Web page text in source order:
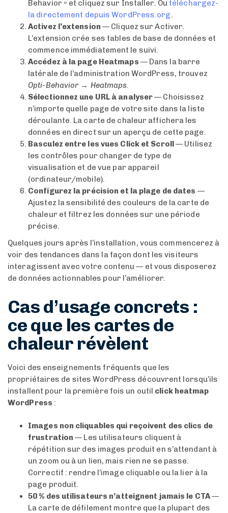
Behavior » et cliquez sur Installer. Ou téléchargez-
la directement depuis WordPress.org.
Activez l’extension — Cliquez sur Activer.
L’extension crée ses tables de base de données et
commence immédiatement le suivi.
Accédez à la page Heatmaps — Dans la barre
latérale de l’administration WordPress, trouvez
Opti-Behavior → Heatmaps.
Sélectionnez une URL à analyser— Choisissez
n’importe quelle page de votre site dans la liste
déroulante. La carte de chaleur affichera les
données en direct sur un aperçu de cette page.
Basculez entre les vues Click et Scroll— Utilisez
les contrôles pour changer de type de
visualisation et de vue par appareil
(ordinateur/mobile).
Configurez la précision et la plage de dates —
Ajustez la sensibilité des couleurs de la carte de
chaleur et filtrez les données sur une période
précise.
Quelques jours après l’installation, vous commencerez à
voir des tendances dans la façon dont les visiteurs
interagissent avec votre contenu — et vous disposerez
de données actionnables pour l’améliorer.
Cas d’usage concrets :
ce que les cartes de
chaleur révèlent
Voici des enseignements fréquents que les
propriétaires de sites WordPress découvrent lorsqu’ils
installent pour la première fois un outil click heatmap
WordPress :
Images non cliquables qui reçoivent des clics de
frustration — Les utilisateurs cliquent à
répétition sur des images produit en s’attendant à
un zoom ou à un lien, mais rien ne se passe.
Correctif : rendre l’image cliquable ou la lier à la
page produit.
50 % des utilisateurs n’atteignent jamais le CTA—
La carte de défilement montre que la plupart des